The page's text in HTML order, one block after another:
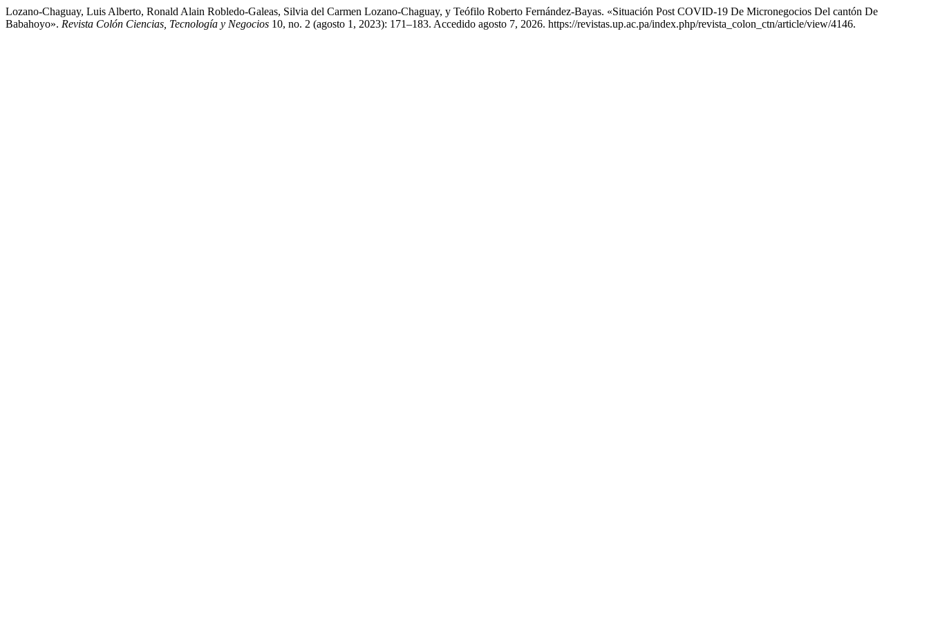
Lozano-Chaguay, Luis Alberto, Ronald Alain Robledo-Galeas, Silvia del Carmen Lozano-Chaguay, y Teófilo Roberto Fernández-Bayas. «Situación Post COVID-19 De Micronegocios Del cantón De
Babahoyo». Revista Colón Ciencias, Tecnología y Negocios 10, no. 2 (agosto 1, 2023): 171–183. Accedido agosto 7, 2026. https://revistas.up.ac.pa/index.php/revista_colon_ctn/article/view/4146.